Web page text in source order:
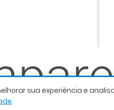
sua experiência e
.